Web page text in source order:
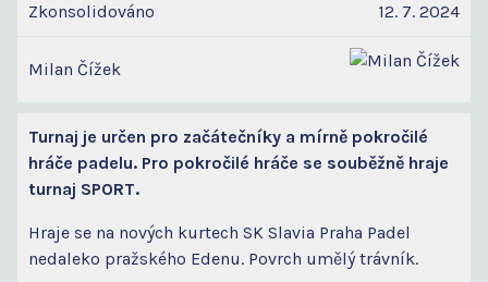
Zkonsolidováno 12. 7. 2024
Milan Čížek
Turnaj je určen pro začátečníky a mírně pokročilé
hráče padelu. Pro pokročilé hráče se souběžně hraje
turnaj SPORT.
Hraje se na nových kurtech SK Slavia Praha Padel
nedaleko pražského Edenu. Povrch umělý trávník.